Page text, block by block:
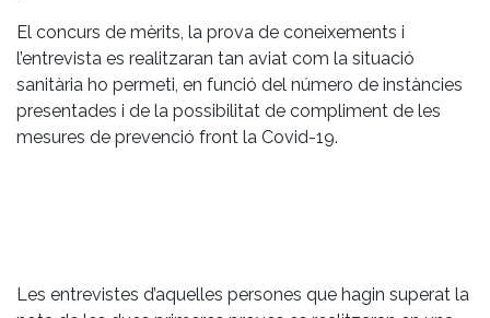
El concurs de mèrits, la prova de coneixements i
l’entrevista es realitzaran tan aviat com la situació
sanitària ho permeti, en funció del número de instàncies
presentades i de la possibilitat de compliment de les
mesures de prevenció front la Covid-19.
Les entrevistes d’aquelles persones que hagin superat la